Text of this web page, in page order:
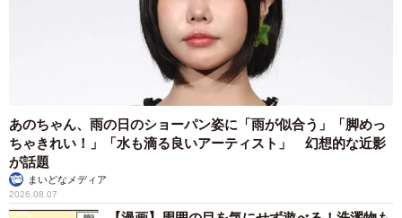
4/5
「今日は、あなたが生まれて1000日。ありがとう、そしておめでとう」
（提供：@___ut.a17さん）
あのちゃん、雨の日のショーパン姿に「雨が似合う」「脚めっ
ちゃきれい！」「水も滴る良いアーティスト」 幻想的な近影
が話題
まいどなメディア
2026.08.07